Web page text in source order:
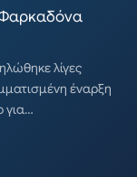
λίγες
έναρξη
για…